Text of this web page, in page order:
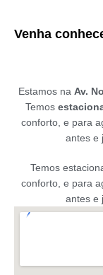
Venha
Estamos na Av.
Temos
conforto, e para
antes e
Temos
conforto, e para
antes e